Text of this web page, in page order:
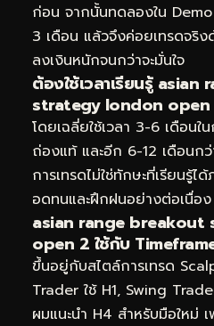
ก่อน จากนั้นทดลองใน
3 เดือน แล้วจึงค่อยเทรดจริ
ลงเงินหนักจนกว่าจะมั่นใจ
ต้องใช้เวลาเรียนรู้
strategy london open
โดยเฉลี่ยใช้เวลา 3-6 เดือนใ
ถ่องแท้ และอีก 6-12 เดือนกว่
การเทรดไม่ใช่ทักษะที่เรียนรู้
อดทนและฝึกฝนอย่างต่อเนื่อง
asian range
open 2 ใช้กับ
ขึ้นอยู่กับสไตล์การเทรด
Trader ใช้ H1, Swing
ผมแนะนำ H4 สำหรับมือใหม่